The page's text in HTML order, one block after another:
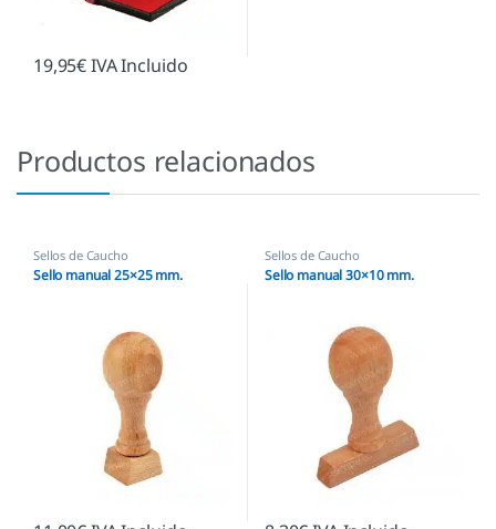
19,95€IVA Incluido
Productos relacionados
Sellos de Caucho
Sello manual 25×25 mm.
Sellos de Caucho
Sello manual 30×10 mm.